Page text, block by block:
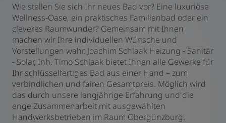
Wie stellen Sie sich Ihr neues Bad vor? Eine luxuriöse
Wellness-Oase, ein praktisches Familienbad oder ein
cleveres Raumwunder? Gemeinsam mit Ihnen
machen wir Ihre individuellen Wünsche und
Vorstellungen wahr. Joachim Schlaak Heizung - Sanitär
- Solar, Inh. Timo Schlaak bietet Ihnen alle Gewerke für
Ihr schlüsselfertiges Bad aus einer Hand – zum
verbindlichen und fairen Gesamtpreis. Möglich wird
das durch unsere langjährige Erfahrung und die
enge Zusammenarbeit mit ausgewählten
Handwerksbetrieben im Raum Obergünzburg.